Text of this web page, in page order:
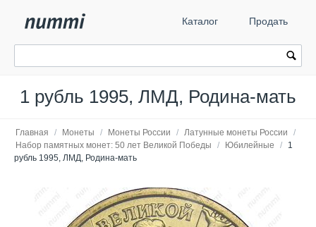
Каталог Продать
1 рубль 1995, ЛМД, Родина-мать
Главная / Монеты / Монеты России / Латунные монеты России
/
Набор памятных монет: 50 лет Великой Победы
/ Юбилейные /
1
рубль 1995, ЛМД, Родина-мать